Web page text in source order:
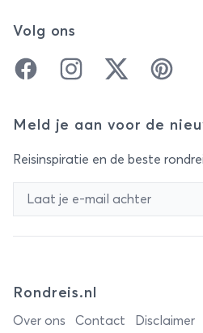
Volg ons
FacebookInstagramTwitter Pinterest
Meld je aan voor de
Reisinspiratie en de beste
Rondreis.nl
Over ons Contact Disclaimer